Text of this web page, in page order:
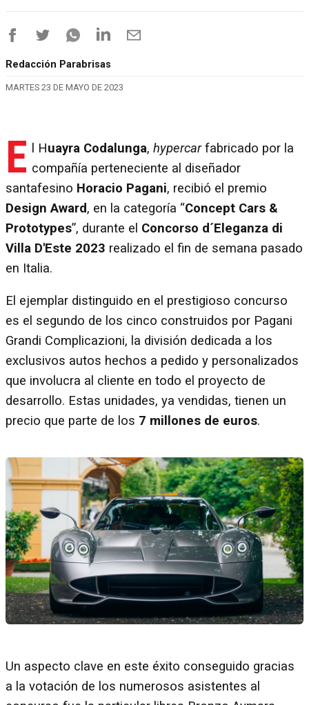
Redacción Parabrisas
MARTES 23 DE MAYO DE 2023
E l Huayra Codalunga, hypercarfabricado por la
compañía perteneciente al diseñador
santafesino Horacio Pagani, recibió el premio
Design Award, en la categoría “Concept Cars &
Prototypes”, durante el Concorso d´Eleganza di
Villa D'Este 2023 realizado el fin de semana pasado
en Italia.
El ejemplar distinguido en el prestigioso concurso
es el segundo de los cinco construidos por Pagani
Grandi Complicazioni, la división dedicada a los
exclusivos autos hechos a pedido y personalizados
que involucra al cliente en todo el proyecto de
desarrollo. Estas unidades, ya vendidas, tienen un
precio que parte de los 7 millones de euros.
Un aspecto clave en este éxito conseguido gracias
a la votación de los numerosos asistentes al